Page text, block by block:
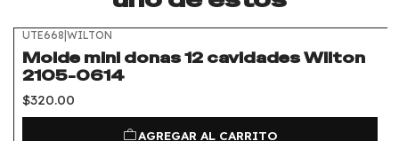
UTE668|WILTON
Molde mini donas 12 cavidades Wilton
2105-0614
$320.00
AGREGAR AL CARRITO